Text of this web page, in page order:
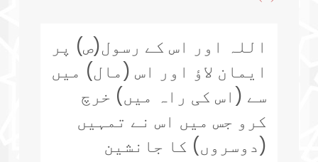
اللہ اور اس کے رسول(ص) پر
ایمان لاؤ اور اس (مال) میں
سے (اس کی راہ میں) خرچ
کرو جس میں اس نے تمہیں
(دوسروں) کا جانشین